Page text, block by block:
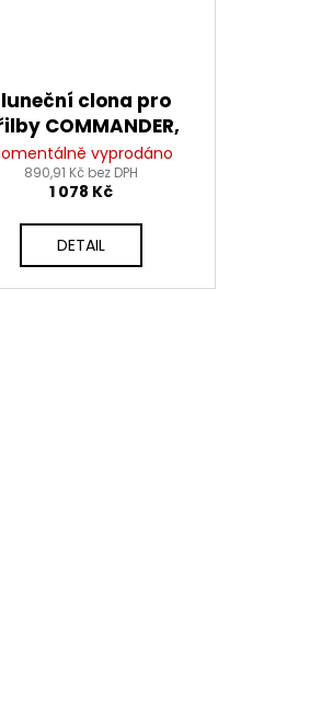
clona pro
COMMANDER,
AIROH (tmavě
kouřová)
vyprodáno
890,91 Kč bez DPH
1 078 Kč
DETAIL